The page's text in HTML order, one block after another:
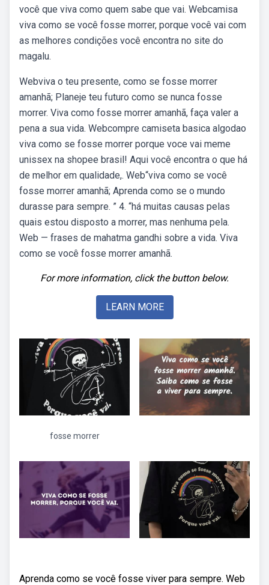
você que viva como quem sabe que vai. Webcamisa
viva como se você fosse morrer, porque você vai com
as melhores condições você encontra no site do
magalu.
Webviva o teu presente, como se fosse morrer
amanhã; Planeje teu futuro como se nunca fosse
morrer. Viva como fosse morrer amanhã, faça valer a
pena a sua vida. Webcompre camiseta basica algodao
viva como se fosse morrer porque voce vai meme
unissex na shopee brasil! Aqui você encontra o que há
de melhor em qualidade,. Web“viva como se você
fosse morrer amanhã; Aprenda como se o mundo
durasse para sempre. ” 4. “há muitas causas pelas
quais estou disposto a morrer, mas nenhuma pela.
Web — frases de mahatma gandhi sobre a vida. Viva
como se você fosse morrer amanhã.
For more information, click the button below.
LEARN MORE
fosse morrer
Aprenda como se você fosse viver para sempre. Web